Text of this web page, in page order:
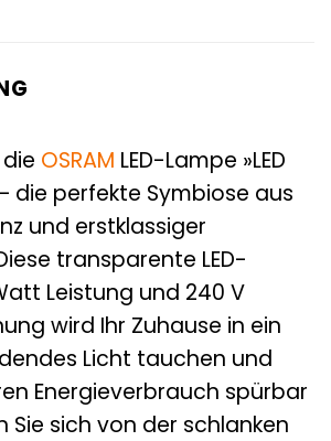
OSRAM LED-Lampe »LED
– die perfekte Symbiose aus
und erstklassiger
transparente LED-
Leistung und 240 V
wird Ihr Zuhause in ein
Licht tauchen und
Energieverbrauch spürbar
Sie sich von der schlanken